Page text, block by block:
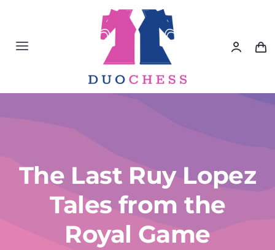
contenido
Toggle
Material de Ajedrez
Libros de Ajedrez
Accesorios de Ajedrez
Juegos Educativos e Ingenio
The Last Ruy Lopez
Tales from the
Royal Game